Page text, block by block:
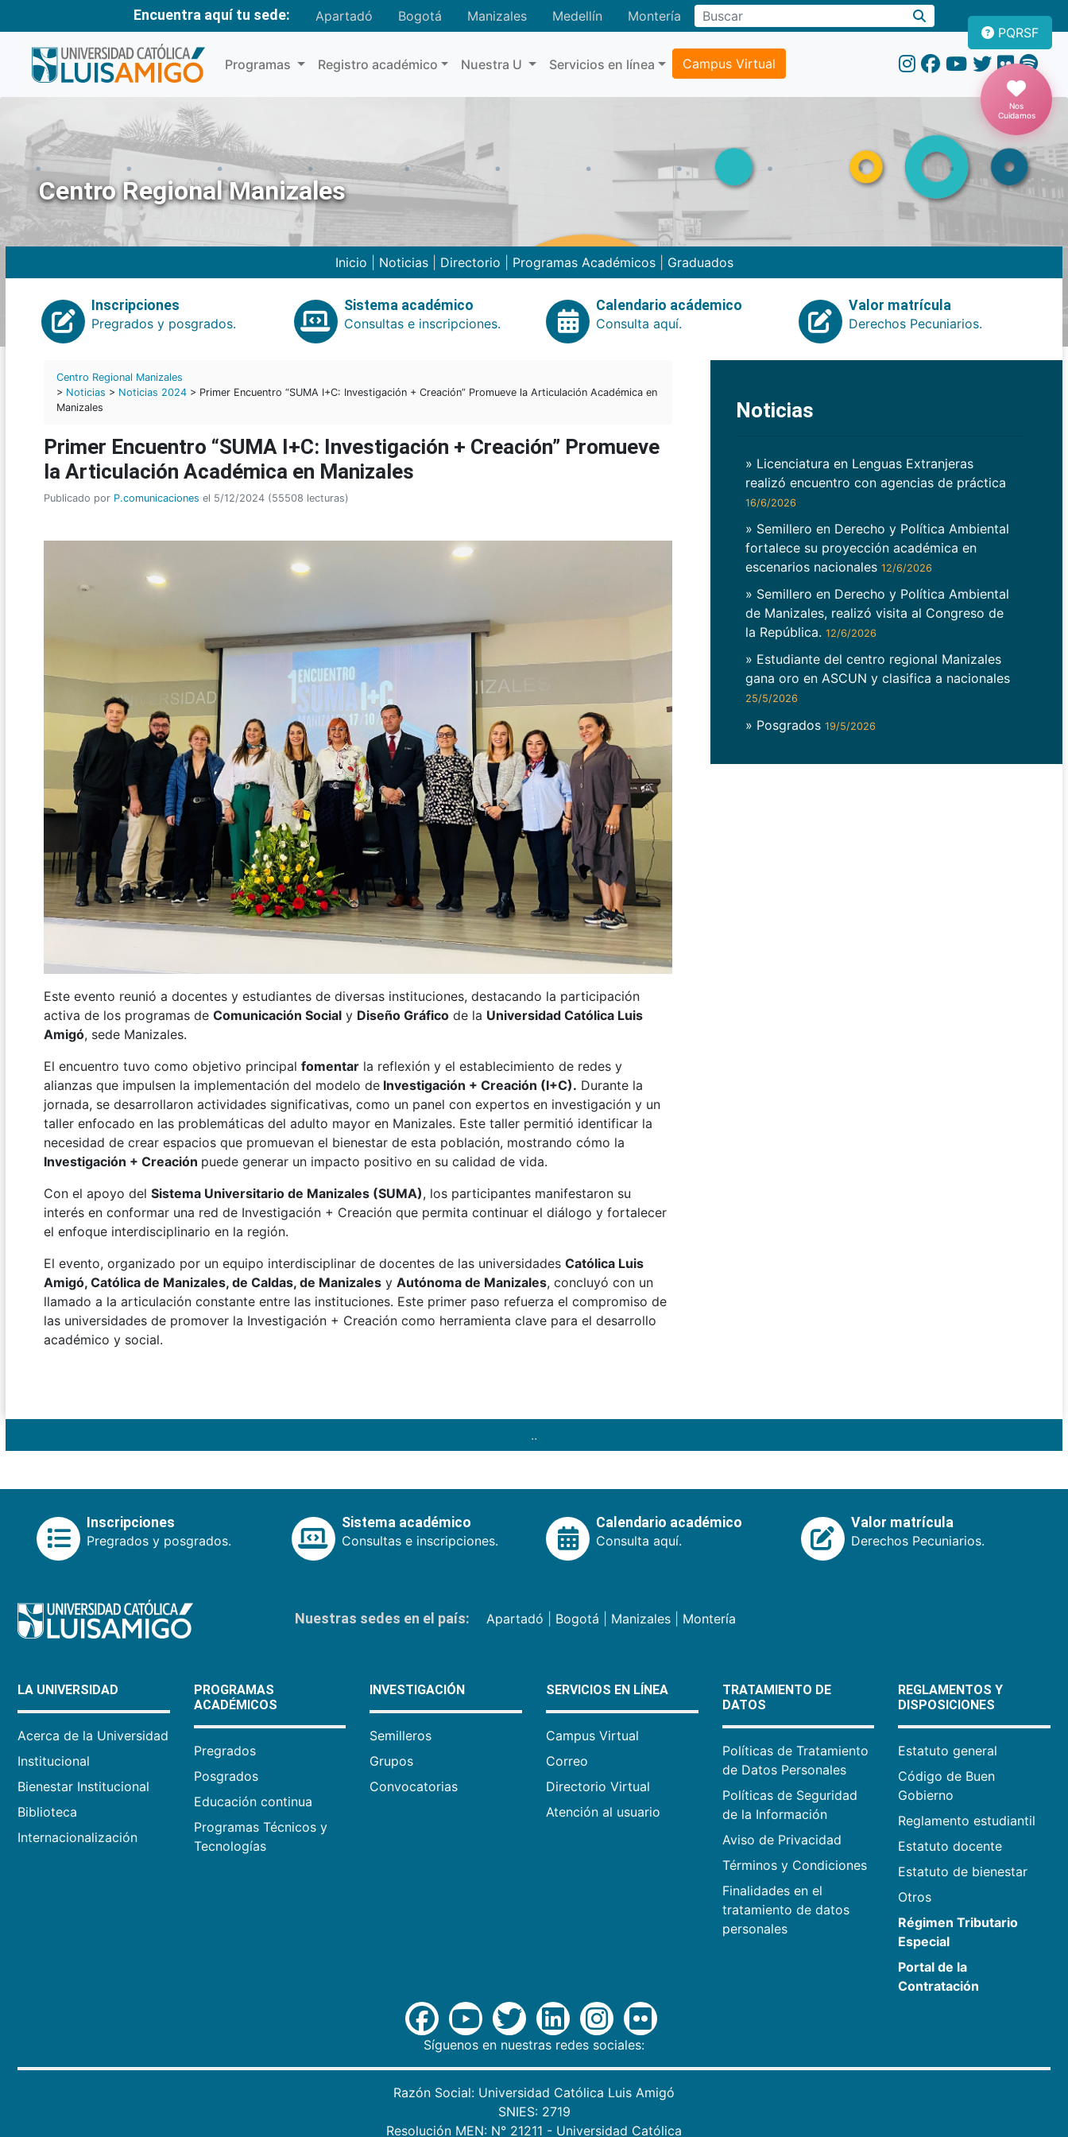
Encuentra aquí tu sede: Apartadó Bogotá Manizales Medellín Montería
Programas Registro académico Nuestra U Servicios en línea Campus Virtual
PQRSF
Nos
Cuidamos
Centro Regional Manizales
Inicio Noticias| Directorio Programas Académicos| Graduados
Inscripciones
Pregrados y posgrados.
Sistema académico
Consultas e inscripciones.
Calendario acádemico
Consulta aquí.
Valor matrícula
Derechos Pecuniarios.
Centro Regional Manizales
> Noticias > Noticias 2024 > Primer Encuentro “SUMA I+C: Investigación + Creación” Promueve la Articulación Académica en
Manizales
Primer Encuentro “SUMA I+C: Investigación + Creación” Promueve
la Articulación Académica en Manizales
Publicado por P.comunicaciones el 5/12/2024 (55508 lecturas)
Este evento reunió a docentes y estudiantes de diversas instituciones, destacando la participación
activa de los programas de Comunicación Social y Diseño Gráfico de la Universidad Católica Luis
Amigó, sede Manizales.
El encuentro tuvo como objetivo principal fomentar la reflexión y el establecimiento de redes y
alianzas que impulsen la implementación del modelo de Investigación + Creación (I+C). Durante la
jornada, se desarrollaron actividades significativas, como un panel con expertos en investigación y un
taller enfocado en las problemáticas del adulto mayor en Manizales. Este taller permitió identificar la
necesidad de crear espacios que promuevan el bienestar de esta población, mostrando cómo la
Investigación + Creación puede generar un impacto positivo en su calidad de vida.
Con el apoyo del Sistema Universitario de Manizales (SUMA), los participantes manifestaron su
interés en conformar una red de Investigación + Creación que permita continuar el diálogo y fortalecer
el enfoque interdisciplinario en la región.
El evento, organizado por un equipo interdisciplinar de docentes de las universidades Católica Luis
Amigó, Católica de Manizales, de Caldas, de Manizales y Autónoma de Manizales, concluyó con un
llamado a la articulación constante entre las instituciones. Este primer paso refuerza el compromiso de
las universidades de promover la Investigación + Creación como herramienta clave para el desarrollo
académico y social.
Noticias
» Licenciatura en Lenguas Extranjeras
realizó encuentro con agencias de práctica
16/6/2026
» Semillero en Derecho y Política Ambiental
fortalece su proyección académica en
escenarios nacionales 12/6/2026
» Semillero en Derecho y Política Ambiental
de Manizales, realizó visita al Congreso de
la República. 12/6/2026
» Estudiante del centro regional Manizales
gana oro en ASCUN y clasifica a nacionales
25/5/2026
» Posgrados 19/5/2026
..
Inscripciones
Pregrados y posgrados.
Sistema académico
Consultas e inscripciones.
Calendario académico
Consulta aquí.
Valor matrícula
Derechos Pecuniarios.
Nuestras sedes en el país: Apartadó Bogotá Manizales| Montería
LA UNIVERSIDAD
Acerca de la Universidad
Institucional
Bienestar Institucional
Biblioteca
Internacionalización
PROGRAMAS
ACADÉMICOS
Pregrados
Posgrados
Educación continua
Programas Técnicos y
Tecnologías
INVESTIGACIÓN
Semilleros
Grupos
Convocatorias
SERVICIOS EN LÍNEA
Campus Virtual
Correo
Directorio Virtual
Atención al usuario
TRATAMIENTO DE
DATOS
Políticas de Tratamiento
de Datos Personales
Políticas de Seguridad
de la Información
Aviso de Privacidad
Términos y Condiciones
Finalidades en el
tratamiento de datos
personales
REGLAMENTOS Y
DISPOSICIONES
Estatuto general
Código de Buen
Gobierno
Reglamento estudiantil
Estatuto docente
Estatuto de bienestar
Otros
Régimen Tributario
Especial
Portal de la
Contratación
Síguenos en nuestras redes sociales:
Razón Social: Universidad Católica Luis Amigó
SNIES: 2719
Resolución MEN: N° 21211 - Universidad Católica